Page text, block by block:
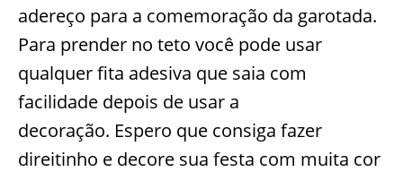
adereço para a comemoração da garotada.
Para prender no teto você pode usar
qualquer fita adesiva que saia com
facilidade depois de usar a
decoração. Espero que consiga fazer
direitinho e decore sua festa com muita cor